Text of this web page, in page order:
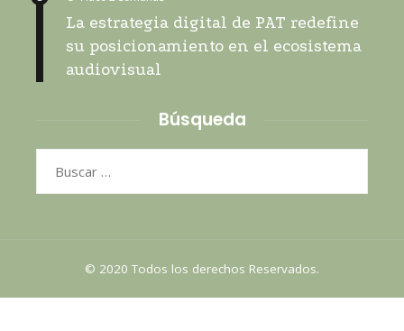
La estrategia digital de PAT redefine
su posicionamiento en el ecosistema
audiovisual
Búsqueda
© 2020 Todos los derechos Reservados.